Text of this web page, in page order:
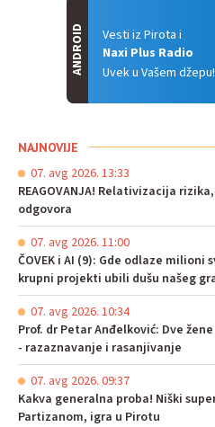
Vesti iz Pirota i
Naxi Plus Radio
Uvek u Vašem džepu!
ANDROID
NAJNOVIJE
07. avg 2026. 13:33
REAGOVANJA! Relativizacija
odgovora
07. avg 2026. 11:00
ČOVEK i AI (9): Gde odlaze milioni
krupni projekti ubili dušu našeg
07. avg 2026. 10:34
Prof. dr Petar Anđelković: Dve
- razaznavanje i rasanjivanje
07. avg 2026. 09:37
Kakva generalna proba! Niški
Partizanom, igra u Pirotu